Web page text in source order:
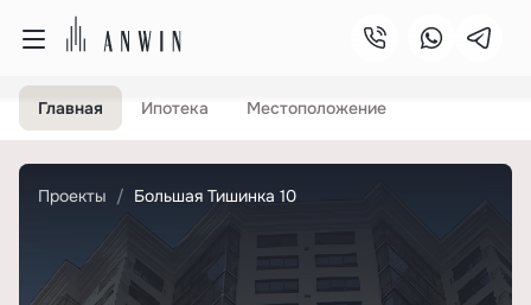
Главная Ипотека Местоположение
Проекты Большая Тишинка 10